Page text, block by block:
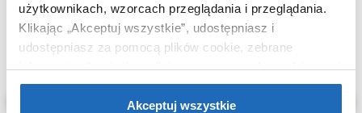
użytkownikach, wzorcach przeglądania i przeglądania.
Klikając „Akceptuj wszystkie”, udostępniasz i
udostępniasz za pomocą plików cookie, zebrane
informacje dla użytkowników zewnętrznych, a także nasi
partnerzy reklamowi.Jeśli chcesz, włącz „Tylko
wymagane pliki cookie”.Pamiętaj jednak, że
Akceptuj wszystkie